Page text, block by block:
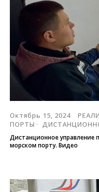
Октябрь 15, 2024
ПОРТЫ
Дистанционное
морском порту. Видео